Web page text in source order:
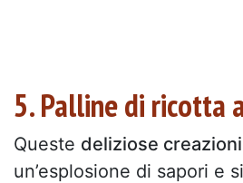
5. Palline di ricotta
Queste deliziose creazioni
un’esplosione di sapori e